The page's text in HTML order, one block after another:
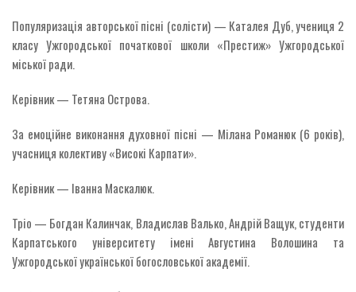
Популяризація авторської пісні (солісти) — Каталея Дуб, учениця 2
класу Ужгородської початкової школи «Престиж» Ужгородської
міської ради.
Керівник — Тетяна Острова.
За емоційне виконання духовної пісні — Мілана Романюк (6 років),
учасниця колективу «Високі Карпати».
Керівник — Іванна Маскалюк.
Тріо — Богдан Калинчак, Владислав Валько, Андрій Ващук, студенти
Карпатського університету імені Августина Волошина та
Ужгородської української богословської академії.